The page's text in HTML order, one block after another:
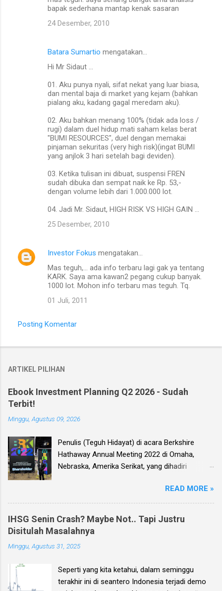
bapak sederhana mantap kenak sasaran
24 Desember, 2010
Batara Sumartio mengatakan…
Hi Mr Sidaut ...
01. Aku punya nyali, sifat nekat yang luar biasa,
dan mental baja di market yang kejam (bahkan
pialang aku, kadang gagal meredam aku).
02. Aku bahkan menang 100% (tidak ada loss /
rugi) dalam duel hidup mati saham kelas berat
"BUMI RESOURCES", duel dengan memakai
pinjaman sekuritas (very high risk)(ingat BUMI
yang anjlok 3 hari setelah bagi deviden).
03. Ketika tulisan ini dibuat, suspensi FREN
sudah dibuka dan sempat naik ke Rp. 53,-
dengan volume lebih dari 1.000.000 lot.
04. Jadi Mr. Sidaut, HIGH RISK VS HIGH GAIN ...
25 Desember, 2010
Investor Fokus mengatakan…
Mas teguh,... ada info terbaru lagi gak ya tentang
KARK. Saya ama kawan2 pegang cukup banyak.
1000 lot. Mohon info terbaru mas teguh. Tq.
01 Juli, 2011
Posting Komentar
ARTIKEL PILIHAN
Ebook Investment Planning Q2 2026 - Sudah
Terbit!
Minggu, Agustus 09, 2026
Penulis (Teguh Hidayat) di acara Berkshire
Hathaway Annual Meeting 2022 di Omaha,
Nebraska, Amerika Serikat, yang dihadiri
Buffett dan mitranya Alm. Charlie Munger. Dear
investor, seperti biasa setiap kuartal alias tiga
bulan sekali, penulis membuat Ebook
Investment Planning (EIP, dengan format PDF)
yang berisi kumpulan analisis fundamental
saham-saham pilihan di Bursa Efek Indonesia
keuangan para emiten untuk periode Q2 2026 .
Ebook ini diharapkan akan menjadi panduan
READ MORE »
IHSG Senin Crash? Maybe Not.. Tapi Justru
Disitulah Masalahnya
Minggu, Agustus 31, 2025
Seperti yang kita ketahui, dalam seminggu
terakhir ini di seantero Indonesia terjadi demo